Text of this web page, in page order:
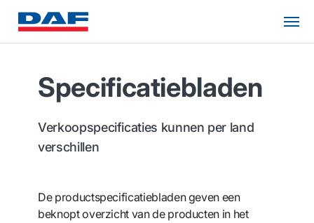
Specificatiebladen
Verkoopspecificaties kunnen per land
verschillen
De productspecificatiebladen geven een
beknopt overzicht van de producten in het